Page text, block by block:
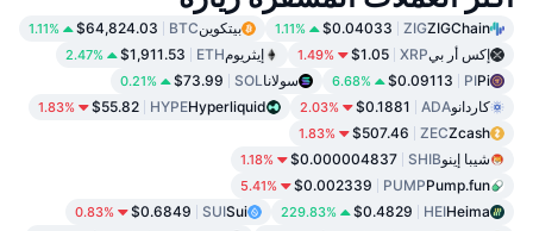
ZIGChain
ZIG
$0.04033
1.11% بيتكوينBTC
$64,824.03
1.11%
إكس أر بيXRP
$1.05
1.49% إيثريومETH
$1,911.53
2.47%
Pi
PI
$0.09113
6.68% سولاناSOL
$73.99
0.21%
كاردانوADA
$0.1881
2.03%
Hyperliquid
HYPE
$55.82
1.83%
Zcash
ZEC
$507.46
1.83%
شيبا إينوSHIB
$0.000004837
1.18%
Pump.fun
PUMP
$0.002339
5.41%
Heima
HEI
$0.4829
229.83%
Sui
SUI
$0.6849
0.83%